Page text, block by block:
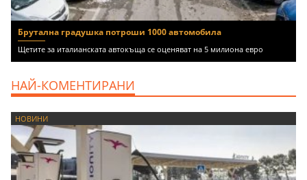
Брутална градушка потроши 1000 автомобила
Щетите за италианската автокъща се оценяват на 5 милиона евро
НАЙ-КОМЕНТИРАНИ
НОВИНИ